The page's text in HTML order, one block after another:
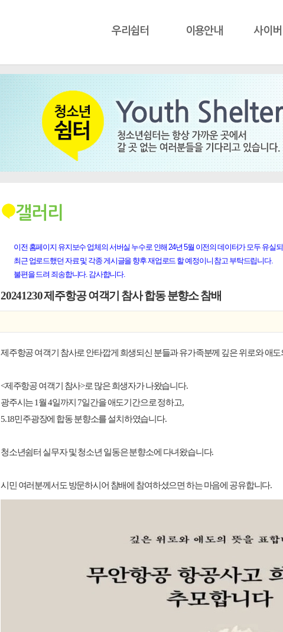
우리쉼터 이용안내 사이
갤러리
이전 홈페이지 유지보수 업체의 서버실 누수로 인해 24년 5월 이전의 데이터가 모두 유실
최근 업로드했던 자료 및 각종 게시글을 향후 재업로드 할 예정이니 참고 부탁드립니다.
불편을 드려 죄송합니다. 감사합니다.
20241230 제주항공 여객기 참사 합동 분향소 참배
제주항공 여객기 참사로 안타깝게 희생되신 분들과 유가족분께 깊은 위로와 애
<제주항공 여객기 참사>로 많은 희생자가 나왔습니다.
광주시는 1월 4일까지 7일간을 애도기간으로 정하고,
5.18민주광장에 합동 분향소를 설치하였습니다.
청소년쉼터 실무자 및 청소년 일동은 분향소에 다녀왔습니다.
시민 여러분께서도 방문하시어 참배에 참여하셨으면 하는 마음에 공유합니다.